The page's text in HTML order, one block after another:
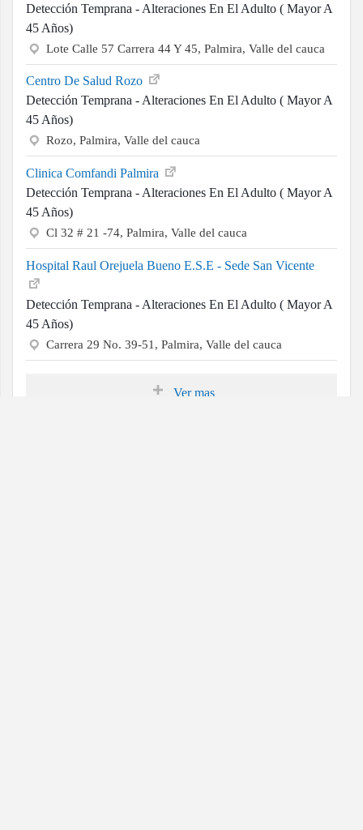
Detección Temprana - Alteraciones En El Adulto ( Mayor A
45 Años)
Lote Calle 57 Carrera 44 Y 45, Palmira, Valle del cauca
Centro De Salud Rozo
Detección Temprana - Alteraciones En El Adulto ( Mayor A
45 Años)
Rozo, Palmira, Valle del cauca
Clinica Comfandi Palmira
Detección Temprana - Alteraciones En El Adulto ( Mayor A
45 Años)
Cl 32 # 21 -74, Palmira, Valle del cauca
Hospital Raul Orejuela Bueno E.S.E - Sede San Vicente
Detección Temprana - Alteraciones En El Adulto ( Mayor A
45 Años)
Carrera 29 No. 39-51, Palmira, Valle del cauca
Ver mas